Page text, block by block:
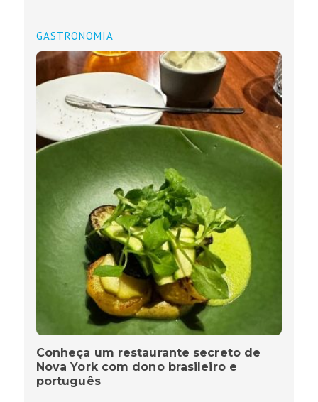
GASTRONOMIA
Conheça um restaurante secreto de
Nova York com dono brasileiro e
português